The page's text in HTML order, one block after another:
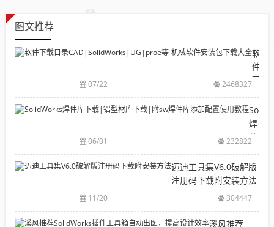
图文推荐
软
件
下
目
录
机
械
软
安
07/22 2468327
焊
件
下
载|
型
06/01 232822
迈迪工具集V6.0破解版
注册码下载附安装方法
11/20 304447
溪风推荐